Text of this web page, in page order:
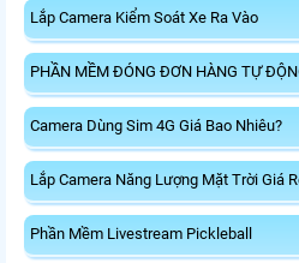
Lắp Camera Kiểm Soát Xe Ra Vào
PHẦN MỀM ĐÓNG ĐƠN HÀNG TỰ
Camera Dùng Sim 4G Giá Bao Nhiêu?
Lắp Camera Năng Lượng Mặt Trời Giá
Phần Mềm Livestream Pickleball